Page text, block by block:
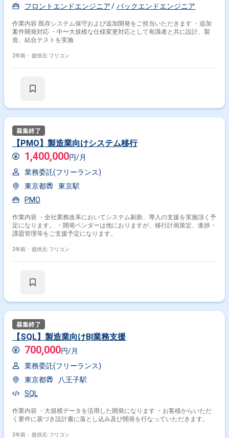
フロントエンドエンジニア バックエンドエンジニア
作業内容 既存システム保守および追加開発をご担当いただきます ・追加
案件開発対応 ・中〜大規模な仕様変更対応として有識者と共に設計、製
造、結合テストを実施
2年前・ 提供元: フリコン
【PMO】製造業向けシステム移行
1,400,000円/月
業務委託(フリーランス)
東京都
東京駅
PMO
作業内容 ・全社業務改革においてシステム刷新、導入の支援を実施頂く予
定になります。 ・開発ベンダーは他におりますが、移行計画策定、進捗・
課題管理等をご支援予定になります。
2年前・ 提供元: フリコン
【SQL】製造業向けBI業務支援
700,000円/月
業務委託(フリーランス)
東京都
八王子駅
SQL
作業内容 ・大規模データを活用した開発になります ・お客様からいただ
く要件に基づき設計書に落とし込み及び開発を行なっていただきます。
2年前・ 提供元: フリコン